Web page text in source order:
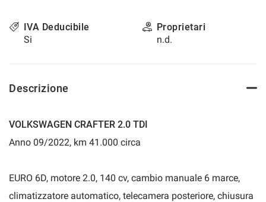
IVA Deducibile
Si
Proprietari
n.d.
Descrizione
VOLKSWAGEN CRAFTER 2.0 TDI
Anno 09/2022, km 41.000 circa
EURO 6D, motore 2.0, 140 cv, cambio manuale 6 marce,
climatizzatore automatico, telecamera posteriore, chiusura
si
rimanda
cookie
Puoi
modificare
tue
in
qualsiasi
momento.